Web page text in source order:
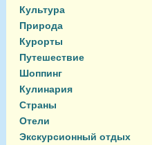
Культура
Природа
Курорты
Путешествие
Шоппинг
Кулинария
Страны
Отели
Экскурсионный отдых